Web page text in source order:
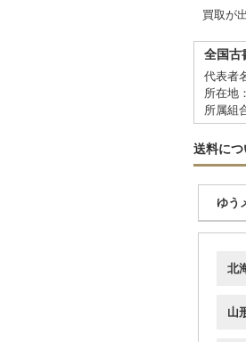
買取が
全国古
代表者
所在地
所属組
送料につ
ゆう
北
山